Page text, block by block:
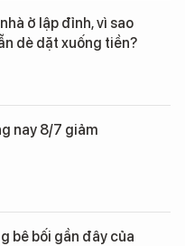
ở lập đỉnh, vì sao
dè dặt xuống tiền?
nay 8/7 giảm
bê bối gần đây của